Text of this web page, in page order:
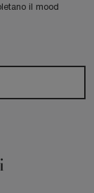
il mood